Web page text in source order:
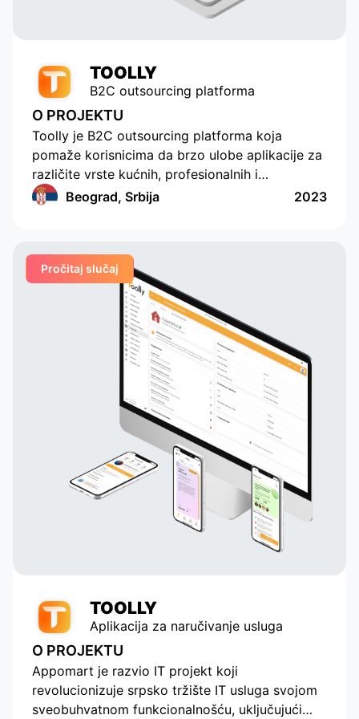
partner, responding to our
TOOLLY
B2C outsourcing platforma
O PROJEKTU
Toolly je B2C outsourcing platforma koja
pomaže korisnicima da brzo ulobe aplikacije za
različite vrste kućnih, profesionalnih i
edukativnih usluga, a kompanije i specijalisti
kreiranja porudžbina za više različitih kategorija,
postavljajući dodatne jedinstvene parametre.
Beograd, Srbija 2023
Pročitaj slučaj
TOOLLY
Aplikacija za naručivanje usluga
O PROJEKTU
Appomart je razvio IT projekt koji
revolucionizuje srpsko tržište IT usluga svojom
sveobuhvatnom funkcionalnošću, uključujući